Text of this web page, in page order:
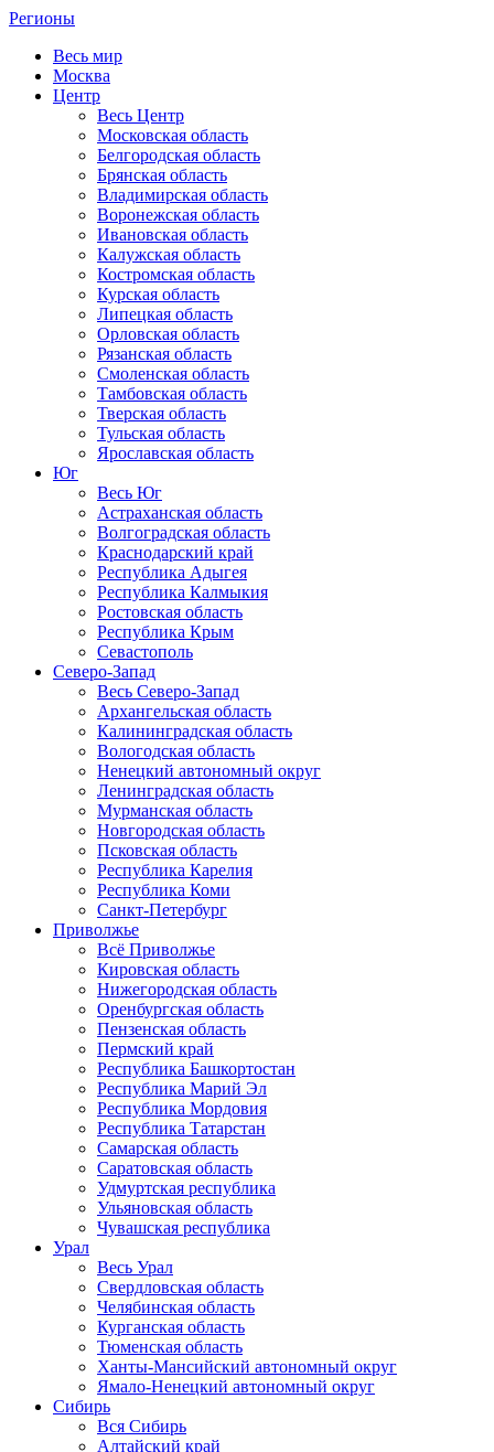
Регионы
Весь мир
Москва
Центр
Весь Центр
Московская область
Белгородская область
Брянская область
Владимирская область
Воронежская область
Ивановская область
Калужская область
Костромская область
Курская область
Липецкая область
Орловская область
Рязанская область
Смоленская область
Тамбовская область
Тверская область
Тульская область
Ярославская область
Юг
Весь Юг
Астраханская область
Волгоградская область
Краснодарский край
Республика Адыгея
Республика Калмыкия
Ростовская область
Республика Крым
Севастополь
Северо-Запад
Весь Северо-Запад
Архангельская область
Калининградская область
Вологодская область
Ненецкий автономный округ
Ленинградская область
Мурманская область
Новгородская область
Псковская область
Республика Карелия
Республика Коми
Санкт-Петербург
Приволжье
Всё Приволжье
Кировская область
Нижегородская область
Оренбургская область
Пензенская область
Пермский край
Республика Башкортостан
Республика Марий Эл
Республика Мордовия
Республика Татарстан
Самарская область
Саратовская область
Удмуртская республика
Ульяновская область
Чувашская республика
Урал
Весь Урал
Свердловская область
Челябинская область
Курганская область
Тюменская область
Ханты-Мансийский автономный округ
Ямало-Ненецкий автономный округ
Сибирь
Вся Сибирь
Алтайский край